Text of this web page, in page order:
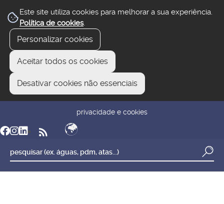
Este site utiliza cookies para melhorar a sua experiência.
Política de cookies.
Personalizar cookies
Aceitar todos os cookies
Desativar cookies não essenciais
privacidade e cookies